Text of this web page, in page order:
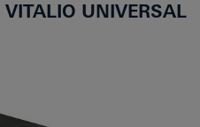
VITALIO UNIVERSAL